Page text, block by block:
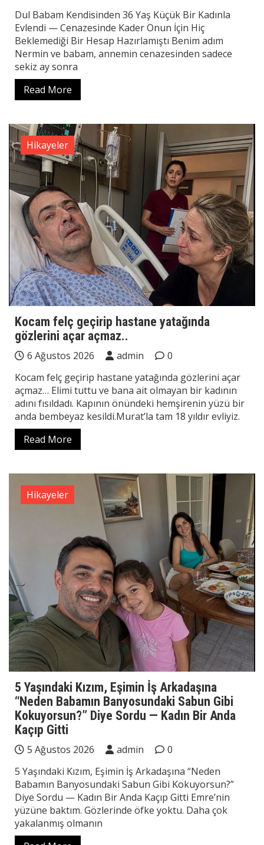
Dul Babam Kendisinden 36 Yaş Küçük Bir Kadınla
Evlendi — Cenazesinde Kader Onun İçin Hiç
Beklemediği Bir Hesap Hazırlamıştı Benim adım
Nermin ve babam, annemin cenazesinden sadece
sekiz ay sonra
Read More
Hikayeler
Kocam felç geçirip hastane yatağında
gözlerini açar açmaz..
6 Ağustos 2026 admin
0
Kocam felç geçirip hastane yatağında gözlerini açar
açmaz… Elimi tuttu ve bana ait olmayan bir kadının
adını fısıldadı. Kapının önündeki hemşirenin yüzü bir
anda bembeyaz kesildi.Murat’la tam 18 yıldır evliyiz.
Read More
Hikayeler
5 Yaşındaki Kızım, Eşimin İş Arkadaşına
“Neden Babamın Banyosundaki Sabun Gibi
Kokuyorsun?” Diye Sordu — Kadın Bir Anda
Kaçıp Gitti
5 Ağustos 2026 admin
0
5 Yaşındaki Kızım, Eşimin İş Arkadaşına “Neden
Babamın Banyosundaki Sabun Gibi Kokuyorsun?”
Diye Sordu — Kadın Bir Anda Kaçıp Gitti Emre’nin
yüzüne baktım. Gözlerinde öfke yoktu. Daha çok
yakalanmış olmanın